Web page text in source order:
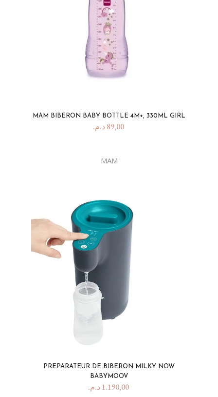
MAM BIBERON BABY BOTTLE 4M+, 330ML GIRL
89,00 د.م.
MAM
PREPARATEUR DE BIBERON MILKY NOW
BABYMOOV
1.190,00 د.م.